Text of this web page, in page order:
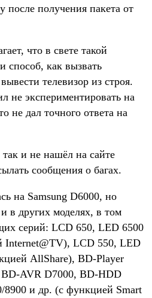
после получения пакета от
что в свете такой
способ, как вызвать
телевизор из строя.
экспериментировать на
не дал точного ответа на
и не нашёл на сайте
сообщения о багах.
на Samsung D6000, но
в других моделях, в том
серий: LCD 650, LED 6500
Internet@TV), LCD 550, LED
AllShare), BD-Player
AVR D7000, BD-HDD
8900 и др. (с функцией Smart